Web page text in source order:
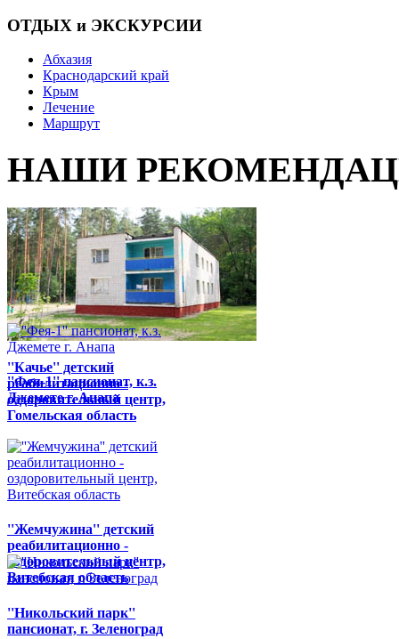
ОТДЫХ и ЭКСКУРСИИ
Абхазия
Краснодарский край
Крым
Лечение
Маршрут
НАШИ
''Качье'' детский
реабилитационно -
оздоровительный центр,
Гомельская область
''Фея-1'' пансионат, к.з.
Джемете г. Анапа
''Жемчужина'' детский
реабилитационно -
оздоровительный центр,
Витебская область
''Никольский парк''
пансионат, г. Зеленоград